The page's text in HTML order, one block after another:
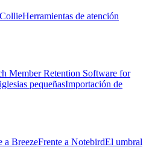
CollieHerramientas de atención
Member Retention Software for
pequeñasImportación de
a BreezeFrente a NotebirdEl umbral